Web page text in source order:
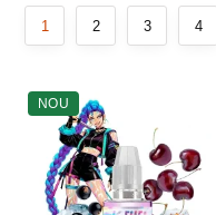
1 2 3 4
NOU